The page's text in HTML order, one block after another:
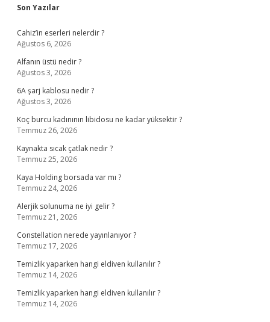
Sidebar
Son Yazılar
Cahiz’in eserleri nelerdir ?
Ağustos 6, 2026
Alfanın üstü nedir ?
Ağustos 3, 2026
6A şarj kablosu nedir ?
Ağustos 3, 2026
Koç burcu kadınının libidosu ne kadar yüksektir ?
Temmuz 26, 2026
Kaynakta sıcak çatlak nedir ?
Temmuz 25, 2026
Kaya Holding borsada var mı ?
Temmuz 24, 2026
Alerjik solunuma ne iyi gelir ?
Temmuz 21, 2026
Constellation nerede yayınlanıyor ?
Temmuz 17, 2026
Temizlik yaparken hangi eldiven kullanılır ?
Temmuz 14, 2026
Temizlik yaparken hangi eldiven kullanılır ?
Temmuz 14, 2026